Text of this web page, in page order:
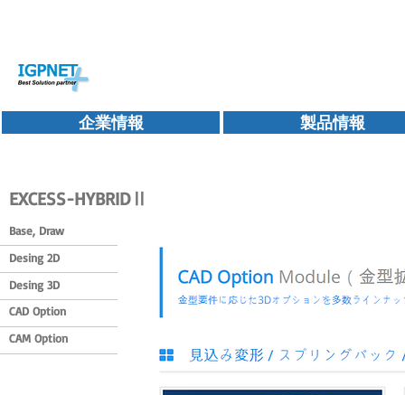
企業情報 製品情報
EXCESS-HYBRIDⅡ
Base, Draw
Desing 2D
Desing 3D
CAD Option
CAM Option